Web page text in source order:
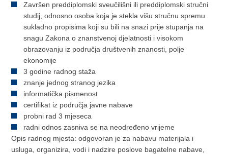
Završen preddiplomski sveučilišni ili preddiplomski stručni
studij, odnosno osoba koja je stekla višu stručnu spremu
sukladno propisima koji su bili na snazi prije stupanja na
snagu Zakona o znanstvenoj djelatnosti i visokom
obrazovanju iz područja društvenih znanosti, polje
ekonomije
3 godine radnog staža
znanje jednog stranog jezika
informatička pismenost
certifikat iz područja javne nabave
probni rad 3 mjeseca
radni odnos zasniva se na neodređeno vrijeme
Opis radnog mjesta: odgovoran je za nabavu materijala i
usluga, organizira, vodi i nadzire poslove bagatelne nabave,